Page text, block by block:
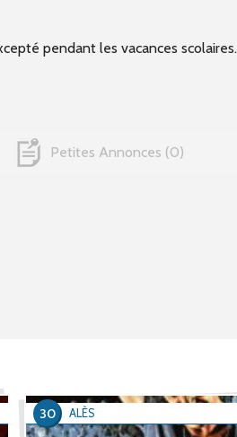
pendant les vacances scolaires.
Petites Annonces 0
ALÈS
30